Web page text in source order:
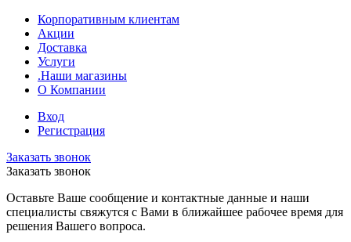
Корпоративным клиентам
Акции
Доставка
Услуги
.Наши магазины
О Компании
Вход
Регистрация
Заказать звонок
Заказать звонок
Оставьте Ваше сообщение и контактные данные и наши
специалисты свяжутся с Вами в ближайшее рабочее время для
решения Вашего вопроса.